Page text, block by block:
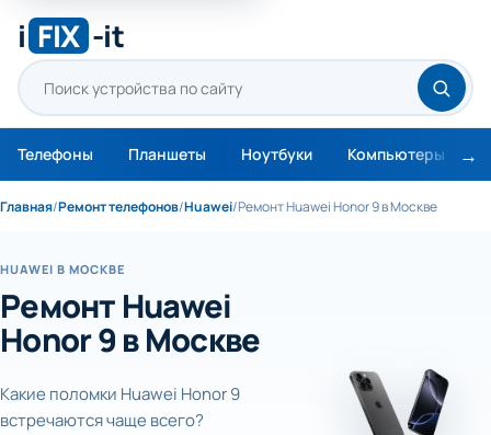
i FIX -it
Телефоны Планшеты Ноутбуки Компьютеры
Главная/Ремонт телефонов/Huawei/Ремонт Huawei Honor 9 в Москве
HUAWEI В МОСКВЕ
Ремонт Huawei
Honor 9 в Москве
Какие поломки Huawei Honor 9
встречаются чаще всего?